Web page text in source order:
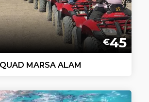
€45
MARSA ALAM